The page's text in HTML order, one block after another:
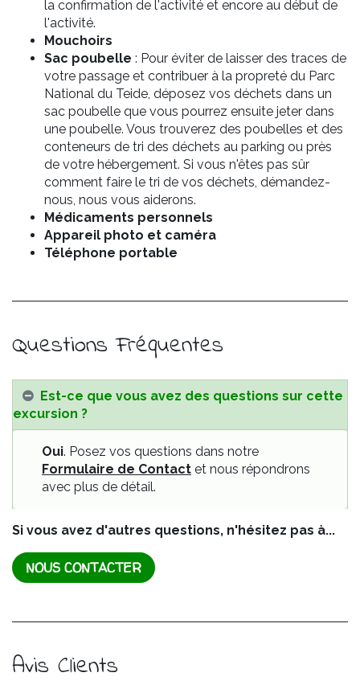
la confirmation de l'activité et encore au début de
l'activité.
Mouchoirs
Sac poubelle : Pour éviter de laisser des traces de
votre passage et contribuer à la propreté du Parc
National du Teide, déposez vos déchets dans un
sac poubelle que vous pourrez ensuite jeter dans
une poubelle. Vous trouverez des poubelles et des
conteneurs de tri des déchets au parking ou près
de votre hébergement. Si vous n'êtes pas sûr
comment faire le tri de vos déchets, démandez-
nous, nous vous aiderons.
Médicaments personnels
Appareil photo et caméra
Téléphone portable
Questions Fréquentes
Est-ce que vous avez des questions sur cette
excursion ?
Oui. Posez vos questions dans notre
Formulaire de Contact et nous répondrons
avec plus de détail.
Si vous avez d'autres questions, n'hésitez pas à...
NOUS CONTACTER
Avis Clients